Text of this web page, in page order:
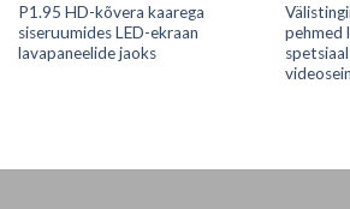
P1.95 HD-kõvera kaarega
siseruumides LED-ekraan
lavapaneelide jaoks
pehmed